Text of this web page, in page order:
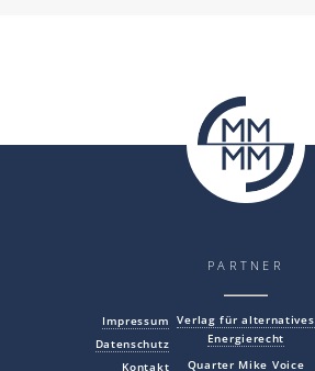
Impressum
Datenschutz
Kontakt
PARTNER
Verlag für alternatives
Energierecht
Quarter Mike Voice